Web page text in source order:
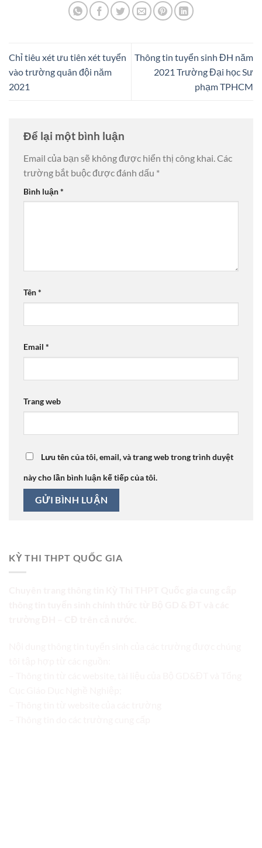
Chỉ tiêu xét ưu tiên xét tuyển
vào trường quân đội năm
2021
Thông tin tuyển sinh ĐH năm
2021 Trường Đại học Sư
phạm TPHCM
Để lại một bình luận
Email của bạn sẽ không được hiển thị công khai. Các
trường bắt buộc được đánh dấu *
Bình luận*
Tên*
Email *
Trang web
Lưu tên của tôi, email, và trang web trong trình duyệt
này cho lần bình luận kế tiếp của tôi.
KỲ THI THPT QUỐC GIA